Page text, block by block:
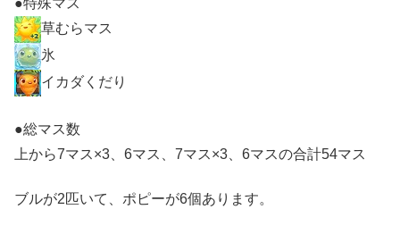
●特殊マス
草むらマス
氷
イカダくだり
●総マス数
上から7マス×3、6マス、7マス×3、6マスの合計54マス
ブルが2匹いて、ポピーが6個あります。